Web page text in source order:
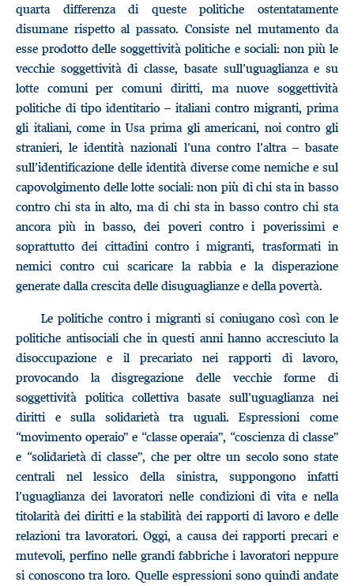
quarta differenza di queste politiche ostentatamente
disumane rispetto al passato. Consiste nel mutamento da
esse prodotto delle soggettività politiche e sociali: non più le
vecchie soggettività di classe, basate sull’uguaglianza e su
lotte comuni per comuni diritti, ma nuove soggettività
politiche di tipo identitario – italiani contro migranti, prima
gli italiani, come in Usa prima gli americani, noi contro gli
stranieri, le identità nazionali l’una contro l’altra – basate
sull’identificazione delle identità diverse come nemiche e sul
capovolgimento delle lotte sociali: non più di chi sta in basso
contro chi sta in alto, ma di chi sta in basso contro chi sta
ancora più in basso, dei poveri contro i poverissimi e
soprattutto dei cittadini contro i migranti, trasformati in
nemici contro cui scaricare la rabbia e la disperazione
generate dalla crescita delle disuguaglianze e della povertà.
Le politiche contro i migranti si coniugano così con le
politiche antisociali che in questi anni hanno accresciuto la
disoccupazione e il precariato nei rapporti di lavoro,
provocando la disgregazione delle vecchie forme di
soggettività politica collettiva basate sull’uguaglianza nei
diritti e sulla solidarietà tra uguali. Espressioni come
“movimento operaio” e “classe operaia”, “coscienza di classe”
e “solidarietà di classe”, che per oltre un secolo sono state
centrali nel lessico della sinistra, suppongono infatti
l’uguaglianza dei lavoratori nelle condizioni di vita e nella
titolarità dei diritti e la stabilità dei rapporti di lavoro e delle
relazioni tra lavoratori. Oggi, a causa dei rapporti precari e
mutevoli, perfino nelle grandi fabbriche i lavoratori neppure
si conoscono tra loro. Quelle espressioni sono quindi andate